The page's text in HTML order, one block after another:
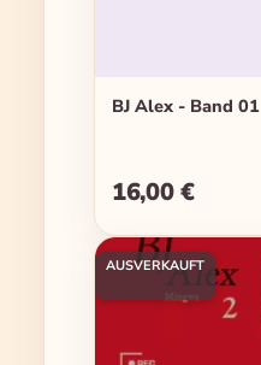
BJ Alex - Band 01
Regulärer Preis:
16,00 €
AUSVERKAUFT